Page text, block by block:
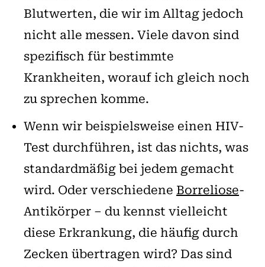
Blutwerten, die wir im Alltag jedoch
nicht alle messen. Viele davon sind
spezifisch für bestimmte
Krankheiten, worauf ich gleich noch
zu sprechen komme.
Wenn wir beispielsweise einen HIV-
Test durchführen, ist das nichts, was
standardmäßig bei jedem gemacht
wird. Oder verschiedene Borreliose-
Antikörper – du kennst vielleicht
diese Erkrankung, die häufig durch
Zecken übertragen wird? Das sind